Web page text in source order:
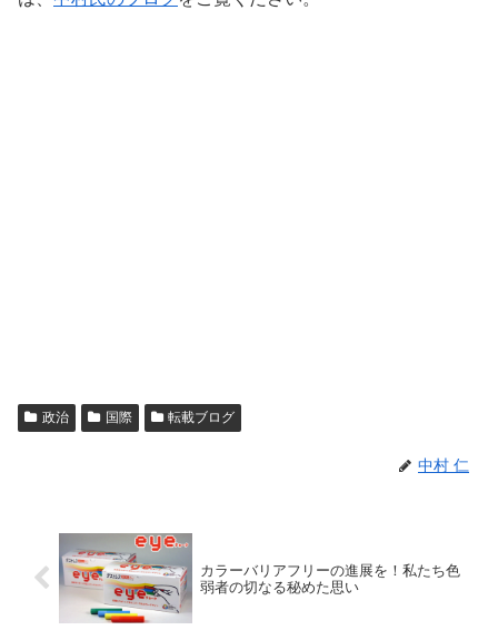
政治 国際 転載ブログ
中村 仁
カラーバリアフリーの進展を！私たち色
弱者の切なる秘めた思い